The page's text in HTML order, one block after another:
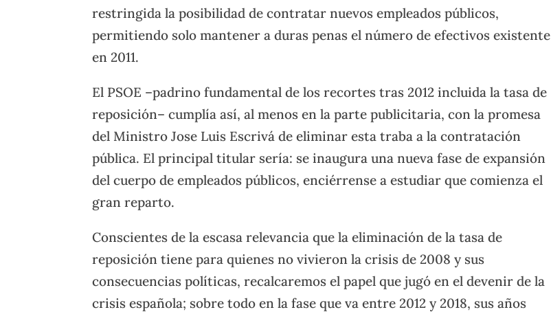
restringida la posibilidad de contratar nuevos empleados públicos,
permitiendo solo mantener a duras penas el número de efectivos existente
en 2011.
El PSOE –padrino fundamental de los recortes tras 2012 incluida la tasa de
reposición– cumplía así, al menos en la parte publicitaria, con la promesa
del Ministro Jose Luis Escrivá de eliminar esta traba a la contratación
pública. El principal titular sería: se inaugura una nueva fase de expansión
del cuerpo de empleados públicos, enciérrense a estudiar que comienza el
gran reparto.
Conscientes de la escasa relevancia que la eliminación de la tasa de
reposición tiene para quienes no vivieron la crisis de 2008 y sus
consecuencias políticas, recalcaremos el papel que jugó en el devenir de la
crisis española; sobre todo en la fase que va entre 2012 y 2018, sus años